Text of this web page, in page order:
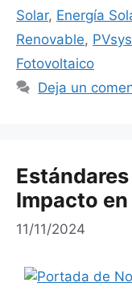
Solar, Energía
Renovable,
Fotovoltaico
Deja un
Impacto
11/11/2024